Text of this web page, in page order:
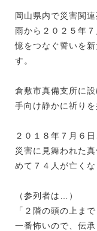
岡山県内で災害関
雨から２０２５年
憶をつなぐ誓いを
す。
倉敷市真備支所に
手向け静かに祈りを
２０１８年７月６
災害に見舞われた
めて７４人が亡くな
（参列者は…）
「２階の頭の上ま
一番怖いので、伝